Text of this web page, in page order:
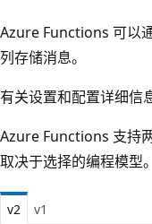
Azure Functions 可以
列存储消息。
有关设置和配置详细信
Azure Functions 支持
取决于选择的编程模型。
v2 v1